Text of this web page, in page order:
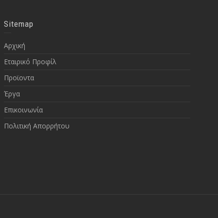
Sitemap
Αρχική
Εταιρικό Προφίλ
Προϊοντα
Έργα
Επικοινωνία
Πολιτική Απορρήτου